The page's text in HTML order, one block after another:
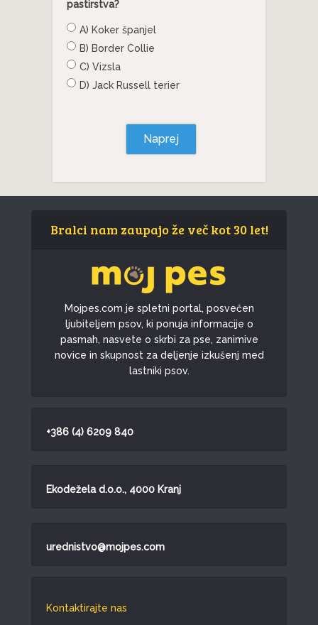
pastirstva?
A) Koker španjel
B) Border Collie
C) Vizsla
D) Jack Russell terier
Naprej
Bralci nam zaupajo že več kot 30 let!
Mojpes.com je spletni portal, posvečen
ljubiteljem psov, ki ponuja informacije o
pasmah, nasvete o skrbi za pse, zanimive
novice in skupnost za deljenje izkušenj med
lastniki psov.
+386 (4) 6209 840
Ekodežela d.o.o., 4000 Kranj
urednistvo@mojpes.com
Kontaktirajte nas